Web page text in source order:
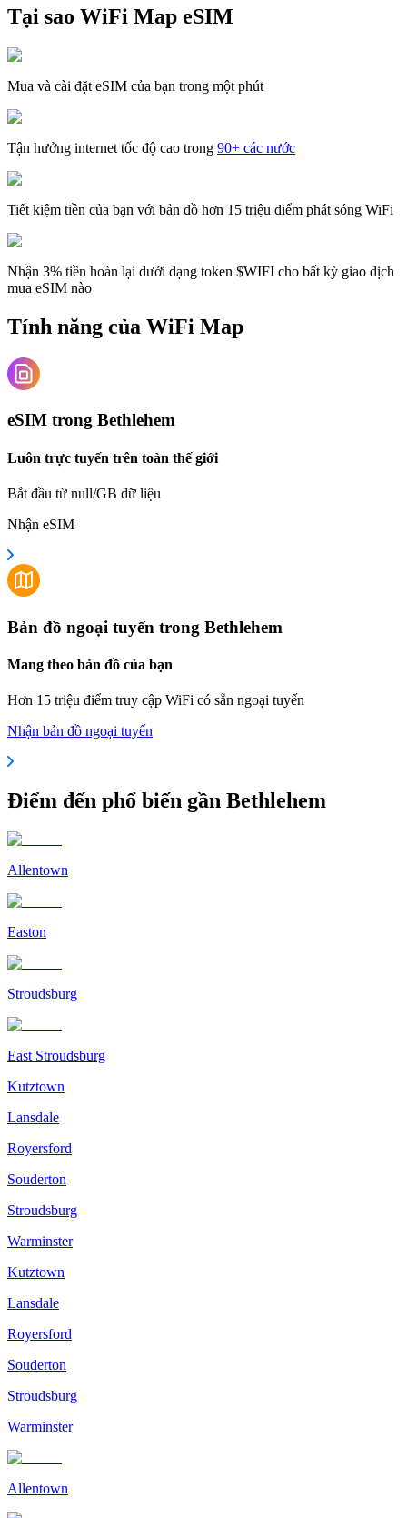
Tại sao WiFi Map eSIM
Mua và cài đặt eSIM của bạn trong một phút
Tận hưởng internet tốc độ cao trong 90+ các nước
Tiết kiệm tiền của bạn với bản đồ hơn 15 triệu điểm phát sóng WiFi
Nhận 3% tiền hoàn lại dưới dạng token $WIFI cho bất kỳ giao dịch
mua eSIM nào
Tính năng của WiFi Map
eSIM trong Bethlehem
Luôn trực tuyến trên toàn thế giới
Bắt đầu từ null/GB dữ liệu
Nhận eSIM
Bản đồ ngoại tuyến trong Bethlehem
Mang theo bản đồ của bạn
Hơn 15 triệu điểm truy cập WiFi có sẵn ngoại tuyến
Nhận bản đồ ngoại tuyến
Điểm đến phổ biến gần Bethlehem
Allentown
Easton
Stroudsburg
East Stroudsburg
Kutztown
Lansdale
Royersford
Souderton
Stroudsburg
Warminster
Kutztown
Lansdale
Royersford
Souderton
Stroudsburg
Warminster
Allentown